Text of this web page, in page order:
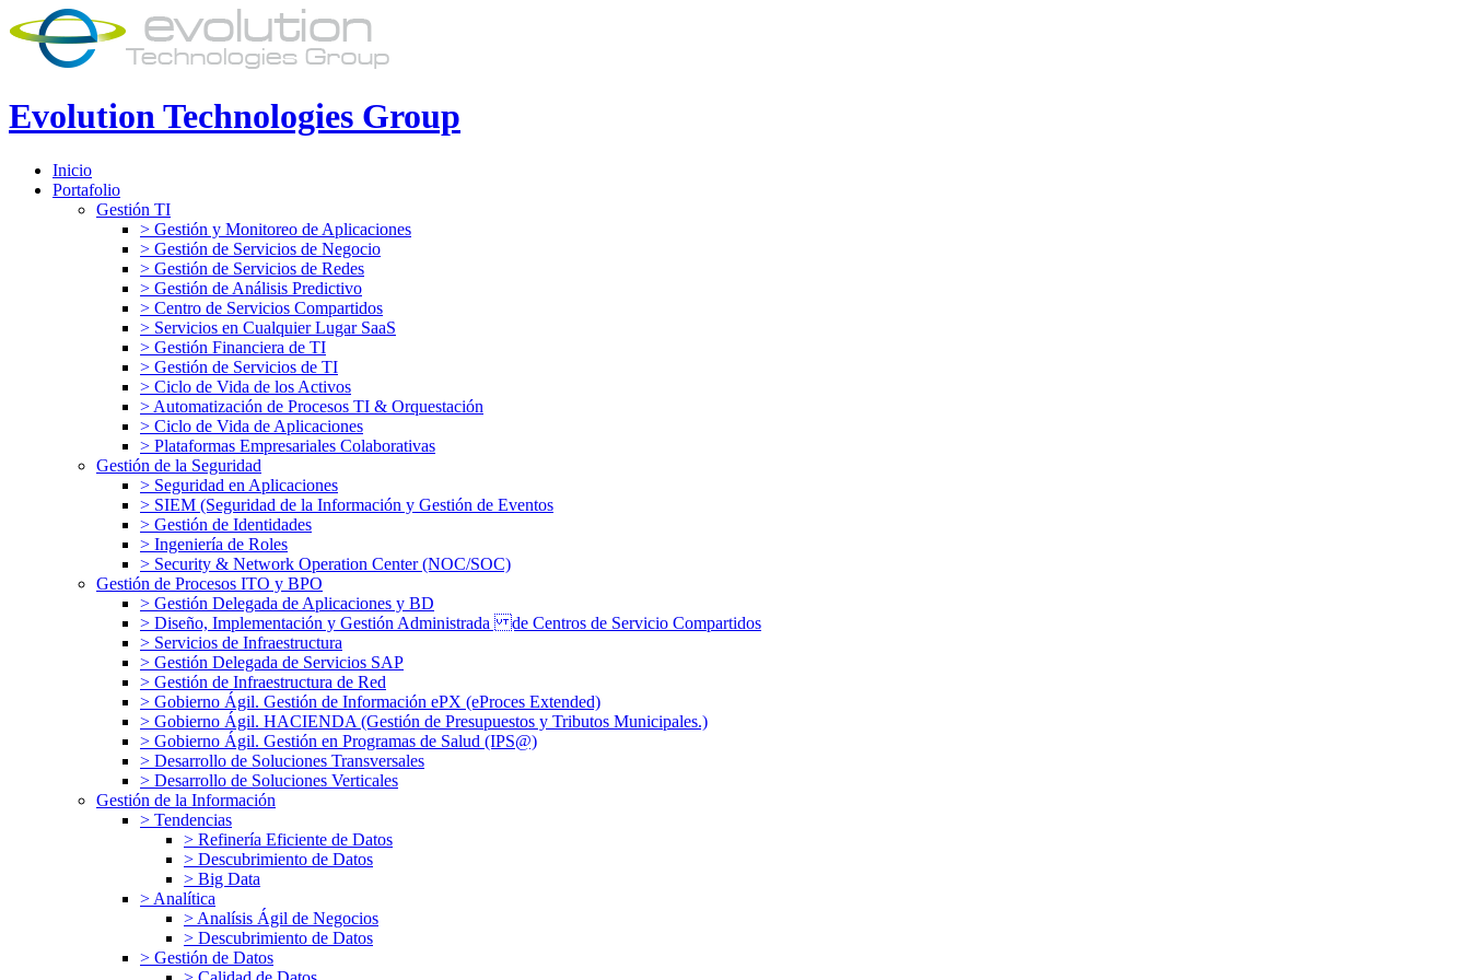
Evolution Technologies Group
Inicio
Portafolio
Gestión TI
> Gestión y Monitoreo de Aplicaciones
> Gestión de Servicios de Negocio
> Gestión de Servicios de Redes
> Gestión de Análisis Predictivo
> Centro de Servicios Compartidos
> Servicios en Cualquier Lugar SaaS
> Gestión Financiera de TI
> Gestión de Servicios de TI
> Ciclo de Vida de los Activos
> Automatización de Procesos TI & Orquestación
> Ciclo de Vida de Aplicaciones
> Plataformas Empresariales Colaborativas
Gestión de la Seguridad
> Seguridad en Aplicaciones
> SIEM (Seguridad de la Información y Gestión de Eventos
> Gestión de Identidades
> Ingeniería de Roles
> Security & Network Operation Center (NOC/SOC)
Gestión de Procesos ITO y BPO
> Gestión Delegada de Aplicaciones y BD
> Diseño, Implementación y Gestión Administrada de Centros de Servicio Compartidos
> Servicios de Infraestructura
> Gestión Delegada de Servicios SAP
> Gestión de Infraestructura de Red
> Gobierno Ágil. Gestión de Información ePX (eProces Extended)
> Gobierno Ágil. HACIENDA (Gestión de Presupuestos y Tributos Municipales.)
> Gobierno Ágil. Gestión en Programas de Salud (IPS@)
> Desarrollo de Soluciones Transversales
> Desarrollo de Soluciones Verticales
Gestión de la Información
> Tendencias
> Refinería Eficiente de Datos
> Descubrimiento de Datos
> Big Data
> Analítica
> Analísis Ágil de Negocios
> Descubrimiento de Datos
> Gestión de Datos